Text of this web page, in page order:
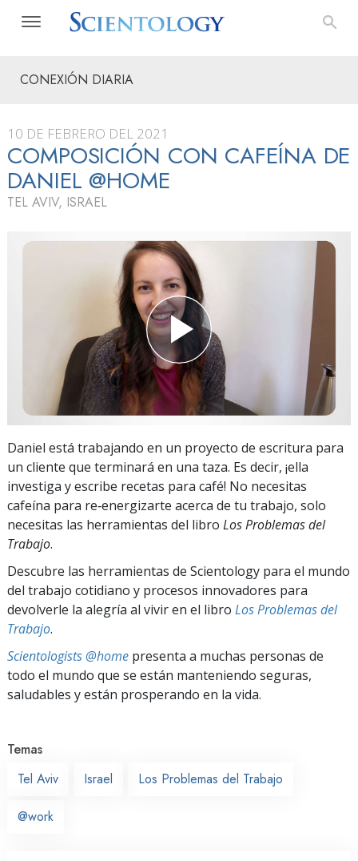
CONEXIÓN DIARIA
10 DE FEBRERO DEL 2021
COMPOSICIÓN CON CAFEÍNA DE
DANIEL @HOME
TEL AVIV, ISRAEL
Daniel está trabajando en un proyecto de escritura para
un cliente que terminará en una taza. Es decir, ¡ella
investiga y escribe recetas para café! No necesitas
cafeína para re‑energizarte acerca de tu trabajo, solo
necesitas las herramientas del libro Los Problemas del
Trabajo.
Descubre las herramientas de Scientology para el mundo
del trabajo cotidiano y procesos innovadores para
devolverle la alegría al vivir en el libro Los Problemas del
Trabajo.
Scientologists @home presenta a muchas personas de
todo el mundo que se están manteniendo seguras,
saludables y están prosperando en la vida.
Temas
Tel Aviv
Israel Los Problemas del Trabajo
@work